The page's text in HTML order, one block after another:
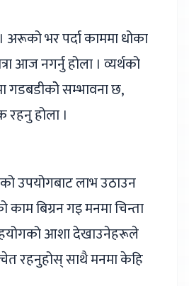
अरूको भर पर्दा काममा धोका
आज नगर्नु होला । व्यर्थको
गडबडीकोे सम्भावना छ,
होला ।
उपयोगबाट लाभ उठाउन
बिग्रन गइ मनमा चिन्ता
आशा देखाउनेहरूले
रहनुहोस् साथै मनमा केहि